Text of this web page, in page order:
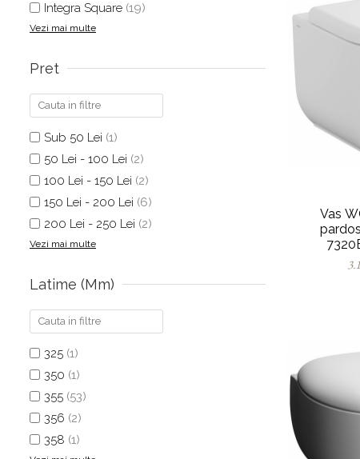
Integra Square (19)
Vezi mai multe
Pret
Sub 50 Lei (1)
50 Lei - 100 Lei (2)
100 Lei - 150 Lei (2)
150 Lei - 200 Lei (6)
200 Lei - 250 Lei (2)
Vezi mai multe
Latime (mm)
325 (1)
350 (1)
355 (53)
356 (2)
358 (1)
Vas